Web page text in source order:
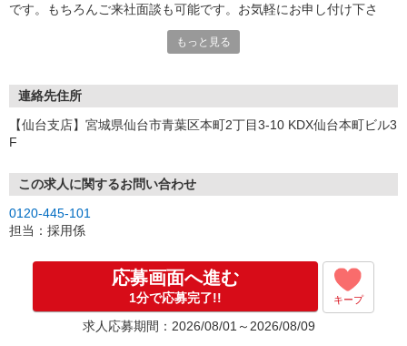
です。もちろんご来社面談も可能です。お気軽にお申し付け下さ
もっと見る
連絡先住所
【仙台支店】宮城県仙台市青葉区本町2丁目3-10 KDX仙台本町ビル3
F
この求人に関するお問い合わせ
0120-445-101
担当：採用係
応募画面へ進む
1分で応募完了!! キープ
求人応募期間：2026/08/01～2026/08/09